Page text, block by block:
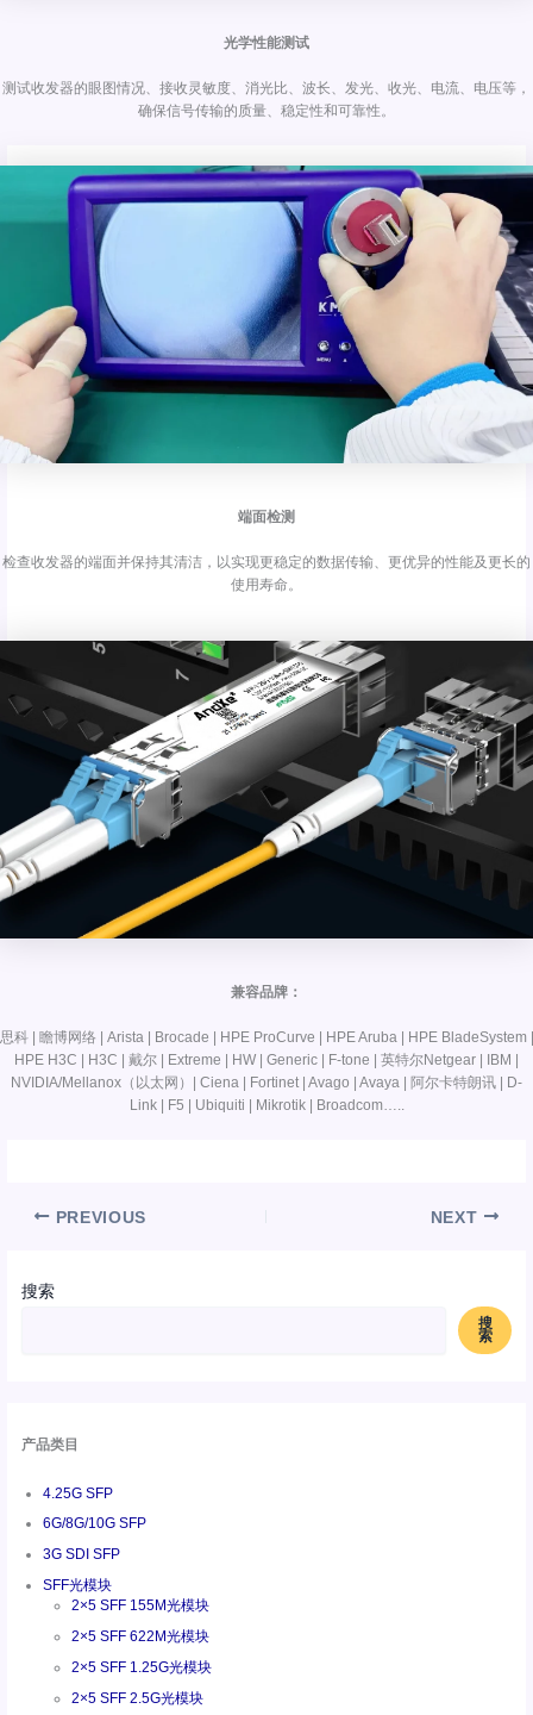
搜索
搜
索
产品类目
4.25G SFP
6G/8G/10G SFP
3G SDI SFP
SFF光模块
2×5 SFF 155M光模块
2×5 SFF 622M光模块
2×5 SFF 1.25G光模块
2×5 SFF 2.5G光模块
光学性能测试
测试收发器的眼图情况、接收灵敏度、消光比、波长、发光、收光、电流、电压等，
确保信号传输的质量、稳定性和可靠性。
端面检测
检查收发器的端面并保持其清洁，以实现更稳定的数据传输、更优异的性能及更长的
使用寿命。
兼容品牌：
思科 | 瞻博网络 | Arista | Brocade | HPE ProCurve | HPE Aruba | HPE BladeSystem |
HPE H3C | H3C | 戴尔 | Extreme | HW | Generic | F-tone | 英特尔Netgear | IBM |
NVIDIA/Mellanox（以太网）| Ciena | Fortinet | Avago | Avaya | 阿尔卡特朗讯 | D-
Link | F5 | Ubiquiti | Mikrotik | Broadcom…..
PREVIOUS NEXT